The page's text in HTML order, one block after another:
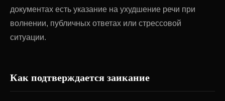
документах есть указание на ухудшение речи при
волнении, публичных ответах или стрессовой
ситуации.
Как подтверждается заикание